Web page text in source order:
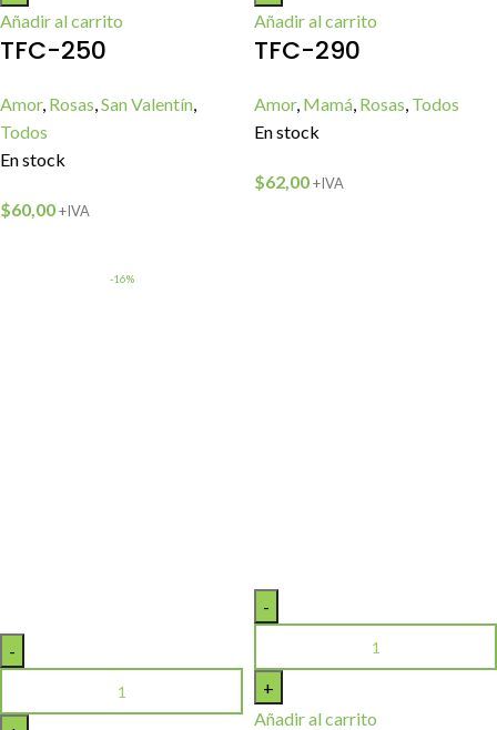
Añadir al carrito
TFC-250
Amor, Rosas,San Valentín,
Todos
En stock
$60,00+IVA
Añadir al carrito
TFC-290
Amor, Mamá, Rosas, Todos
En stock
$62,00+IVA
-16%
Añadir al carrito